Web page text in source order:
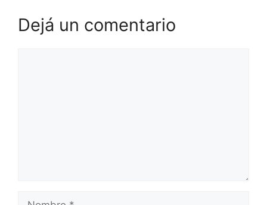
Dejá un comentario
Nombre